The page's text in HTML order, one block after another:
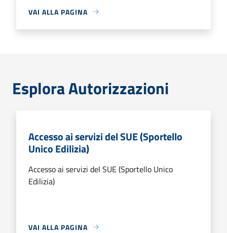
VAI ALLA PAGINA
Esplora Autorizzazioni
Accesso ai servizi del SUE (Sportello
Unico Edilizia)
Accesso ai servizi del SUE (Sportello Unico
Edilizia)
VAI ALLA PAGINA